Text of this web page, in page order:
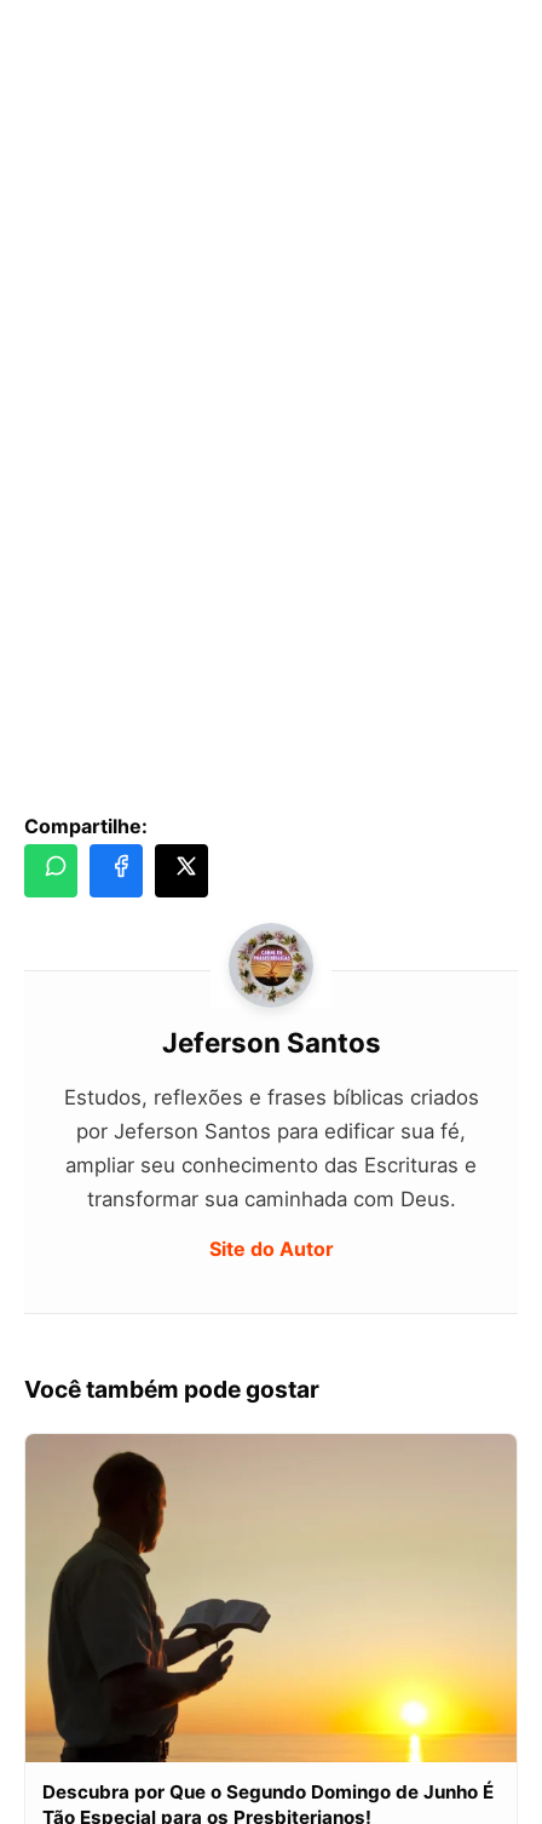
Compartilhe:
Jeferson Santos
Estudos, reflexões e frases bíblicas criados
por Jeferson Santos para edificar sua fé,
ampliar seu conhecimento das Escrituras e
transformar sua caminhada com Deus.
Site do Autor
Você também pode gostar
Descubra por Que o Segundo Domingo de Junho É
Tão Especial para os Presbiterianos!